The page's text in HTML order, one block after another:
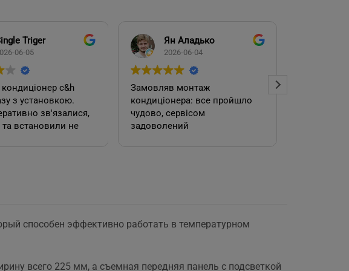
Triger
06-05
c&h
з установкою.
зв'язалися,
та встановили не
акційної
магазині. Але
12 поверхів ці
Ян Аладько
2026-06-04
Замовляв монтаж
кондиціонера: все пройшло
чудово, сервісом
задоволений
способен эффективно работать в температурном
всего 225 мм, а съемная передняя панель с подсветкой